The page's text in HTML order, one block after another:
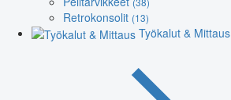
Retrokonsolit (13)
Työkalut & Mittaus